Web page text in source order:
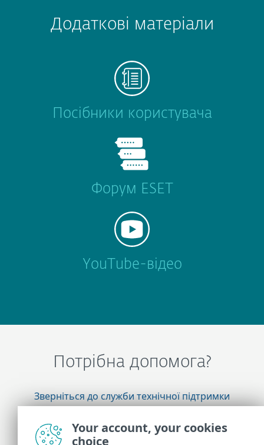
Додаткові матеріали
Посібники користувача
Форум ESET
YouTube-відео
Потрібна допомога?
Зверніться до служби технічної підтримки
ESET
Your account, your cookies
choice